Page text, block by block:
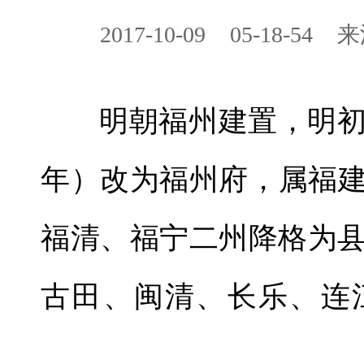
2017-10-09 05-18-54
明朝福州建置，明
年）改为福州府，属福
福清、福宁二州降格为
古田、闽清、长乐、